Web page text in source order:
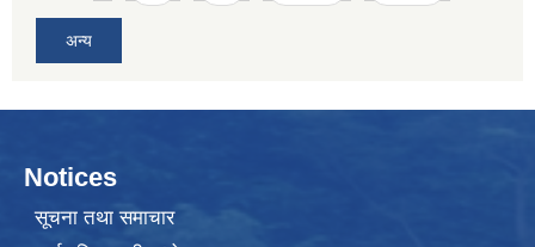
अन्य
Notices
सूचना तथा समाचार